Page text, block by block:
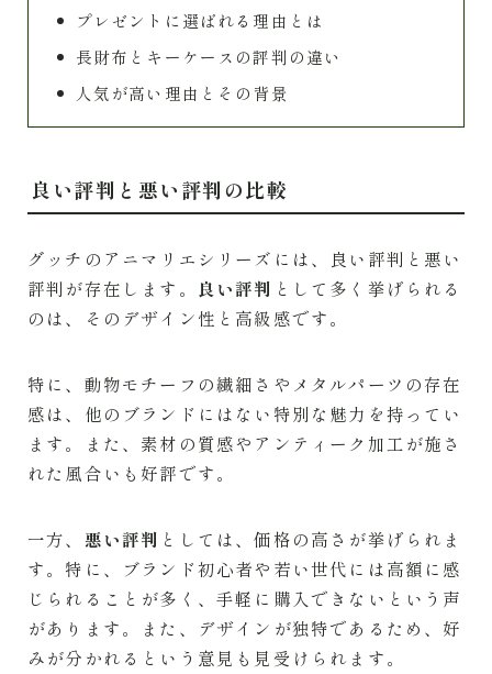
プレゼントに選ばれる理由とは
長財布とキーケースの評判の違い
人気が高い理由とその背景
良い評判と悪い評判の比較
グッチのアニマリエシリーズには、良い評判と悪い
評判が存在します。
良い評判 として多く挙げられる
のは、そのデザイン性と高級感です。
特に、動物モチーフの繊細さやメタルパーツの存在
感は、他のブランドにはない特別な魅力を持ってい
ます。また、素材の質感やアンティーク加工が施さ
れた風合いも好評です。
一方、 悪い評判 としては、価格の高さが挙げられま
す。特に、ブランド初心者や若い世代には高額に感
じられることが多く、手軽に購入できないという声
があります。また、デザインが独特であるため、好
みが分かれるという意見も見受けられます。